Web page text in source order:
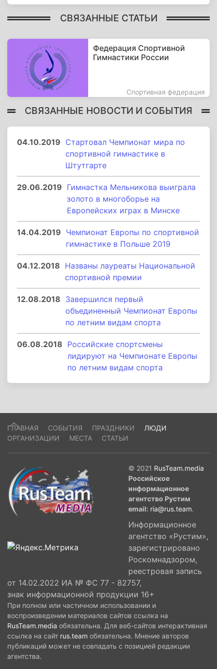
СВЯЗАННЫЕ СТАТЬИ
Федерация Спортивной
Гимнастики России
Спортивная федерация
СВЯЗАННЫЕ НОВОСТИ И СОБЫТИЯ
04.10.2019 Стартовал Чемпионат мира по
спортивной гимнастике в
Штутгарте
29.06.2019 Гимнастка Мельникова выиграла
золото в многоборье на
Европейских играх в Минске
14.04.2019 Чемпионат Европы по спортивной
гимнастике в Польше 2019
04.12.2018 Названы лауреаты Национальной
спортивной премии
12.08.2018 Завершился первый
объединенный Чемпионат Европы
по летним видам спорта
06.08.2018 Российские спортсмены
лидируют на Чемпионате Европы
по летним видам спорта
ГЛАВНАЯ СОБЫТИЯ ПРАЗДНИКИ
ЛЮДИ
ОРГАНИЗАЦИИ
МЕСТА СТАТЬИ
© 2021 RusTeam.media
Российское
информационное
агентство Рустим
email: ria@rus.team.
Информационное
агентство «Рустим»,
зарегистрировано
Роскомнадзором,
реестровая запись
от 14.02.2022 ИА № ФС 77 - 82757,
знак информационной продукции 16+
При полном или частичном использовании и
воспроизведении материалов сайтов ссылка на
RusTeam.media обязательна. Для веб-сайтов интерактивная
ссылка на сайт rus.team обязательна. Мнение авторов
публикаций может не совпадать с позицией редакции
агентства.